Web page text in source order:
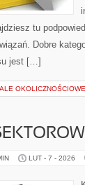
tu
Dobre
jest […]
OKOLICZNOŚCIOWE
LUT - 7 - 2026